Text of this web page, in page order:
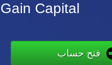
في الإمارات العربية المتحدة ل Gain Capital
فتح حساب